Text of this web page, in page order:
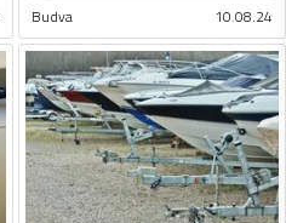
Budva 10.08.24